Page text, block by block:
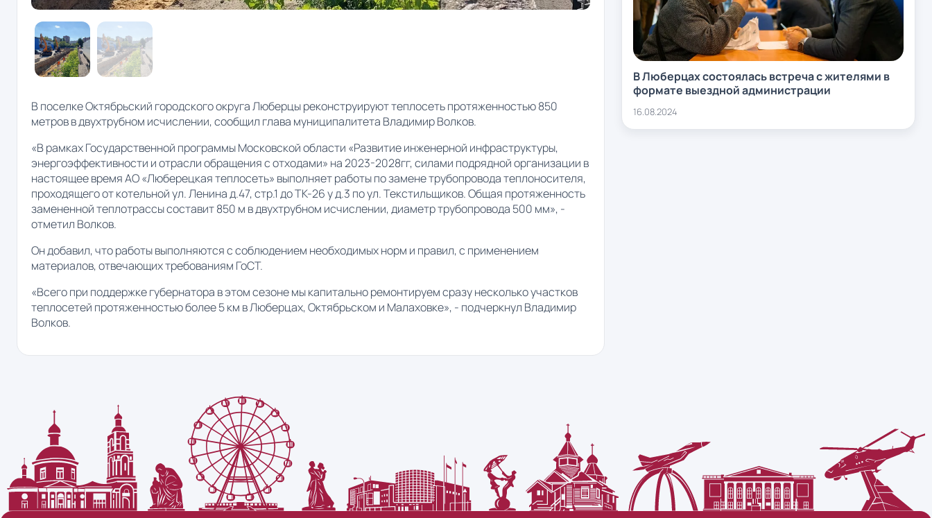
В поселке Октябрьский городского округа Люберцы реконструируют теплосеть протяженностью 850
метров в двухтрубном исчислении, сообщил глава муниципалитета Владимир Волков.
«В рамках Государственной программы Московской области «Развитие инженерной инфраструктуры,
энергоэффективности и отрасли обращения с отходами» на 2023-2028гг, силами подрядной организации в
настоящее время АО «Люберецкая теплосеть» выполняет работы по замене трубопровода теплоносителя,
проходящего от котельной ул. Ленина д.47, стр.1 до ТК-26 у д.3 по ул. Текстильщиков. Общая протяженность
замененной теплотрассы составит 850 м в двухтрубном исчислении, диаметр трубопровода 500 мм», -
отметил Волков.
Он добавил, что работы выполняются с соблюдением необходимых норм и правил, с применением
материалов, отвечающих требованиям ГоСТ.
«Всего при поддержке губернатора в этом сезоне мы капитально ремонтируем сразу несколько участков
теплосетей протяженностью более 5 км в Люберцах, Октябрьском и Малаховке», - подчеркнул Владимир
Волков.
В Люберцах состоялась встреча с жителями в
формате выездной администрации
16.08.2024